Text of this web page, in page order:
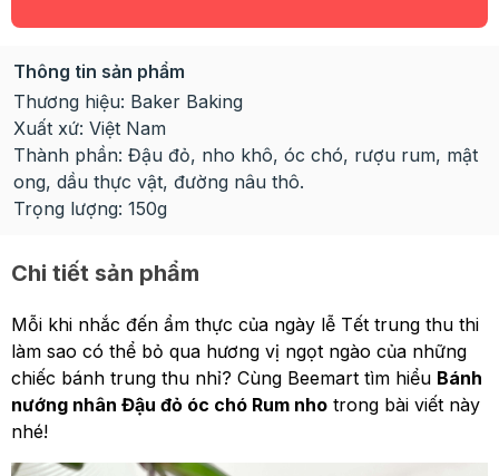
Thông tin sản phẩm
Thương hiệu: Baker Baking
Xuất xứ: Việt Nam
Thành phần: Đậu đỏ, nho khô, óc chó, rượu rum, mật
ong, dầu thực vật, đường nâu thô.
Trọng lượng: 150g
Chi tiết sản phẩm
Mỗi khi nhắc đến ẩm thực của ngày lễ Tết trung thu thi
làm sao có thể bỏ qua hương vị ngọt ngào của những
chiếc bánh trung thu nhỉ? Cùng Beemart tìm hiểu Bánh
nướng nhân Đậu đỏ óc chó Rum nho trong bài viết này
nhé!